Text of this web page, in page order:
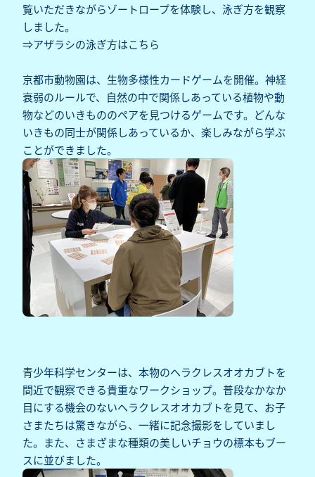
覧いただきながらゾートロープを体験し、泳ぎ方を観察
しました。
⇒アザラシの泳ぎ方はこちら
京都市動物園は、生物多様性カードゲームを開催。神経
衰弱のルールで、自然の中で関係しあっている植物や動
物などのいきもののペアを見つけるゲームです。どんな
いきもの同士が関係しあっているか、楽しみながら学ぶ
ことができました。
青少年科学センターは、本物のヘラクレスオオカブトを
間近で観察できる貴重なワークショップ。普段なかなか
目にする機会のないヘラクレスオオカブトを見て、お子
さまたちは驚きながら、一緒に記念撮影をしていまし
た。また、さまざまな種類の美しいチョウの標本もブー
スに並びました。